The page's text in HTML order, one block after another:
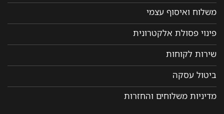
משלוח ואיסוף עצמי
פינוי פסולת אלקטרונית
שירות לקוחות
ביטול עסקה
מדיניות משלוחים והחזרות